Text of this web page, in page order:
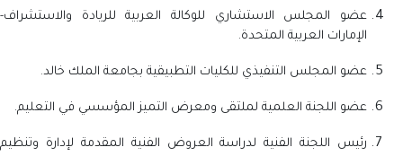
عضو المجلس الاستشاري للوكالة العربية للريادة والاستشراف-
الإمارات العربية المتحدة.
عضو المجلس التنفيذي للكليات التطبيقية بجامعة الملك خالد.
عضو اللجنة العلمية لملتقى ومعرض التميز المؤسسي في التعليم.
رئيس اللجنة الفنية لدراسة العروض الفنية المقدمة لإدارة وتنظيم